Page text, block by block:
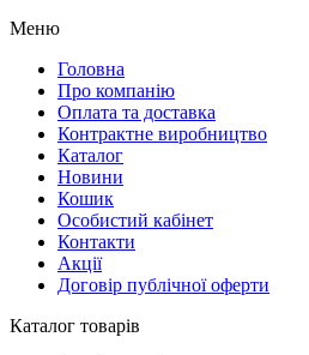
Меню
Головна
Про компанію
Оплата та доставка
Контрактне виробництво
Каталог
Новини
Кошик
Особистий кабінет
Контакти
Акції
Договір публічної оферти
Каталог товарів